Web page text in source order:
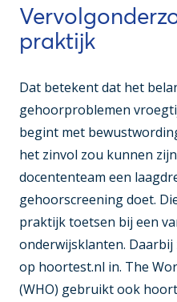
praktijk
Dat betekent dat het
gehoorproblemen
begint met
het zinvol zou kunnen
docententeam een
gehoorscreening doet.
praktijk toetsen bij een
onderwijsklanten.
op hoortest.nl in. The
(WHO) gebruikt ook